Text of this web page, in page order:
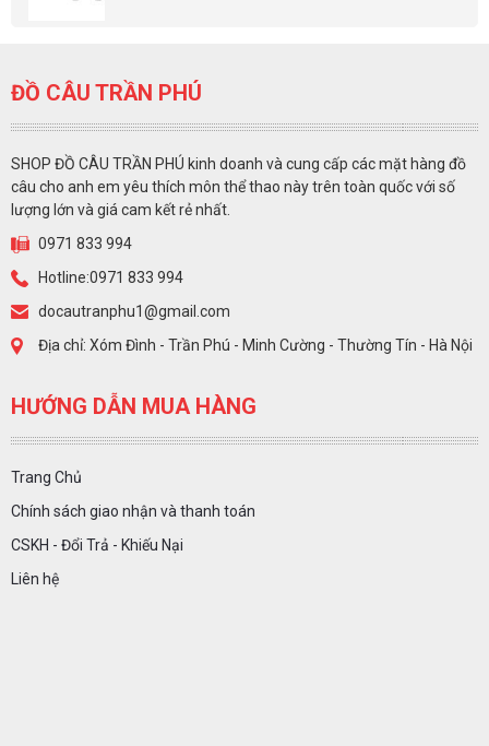
ĐỒ CÂU TRẦN PHÚ
SHOP ĐỒ CÂU TRẦN PHÚ kinh doanh và cung cấp các mặt hàng đồ
câu cho anh em yêu thích môn thể thao này trên toàn quốc với số
lượng lớn và giá cam kết rẻ nhất.
0971 833 994
Hotline:0971 833 994
docautranphu1@gmail.com
Địa chỉ: Xóm Đình - Trần Phú - Minh Cường - Thường Tín - Hà Nội
HƯỚNG DẪN MUA HÀNG
Trang Chủ
Chính sách giao nhận và thanh toán
CSKH - Đổi Trả - Khiếu Nại
Liên hệ